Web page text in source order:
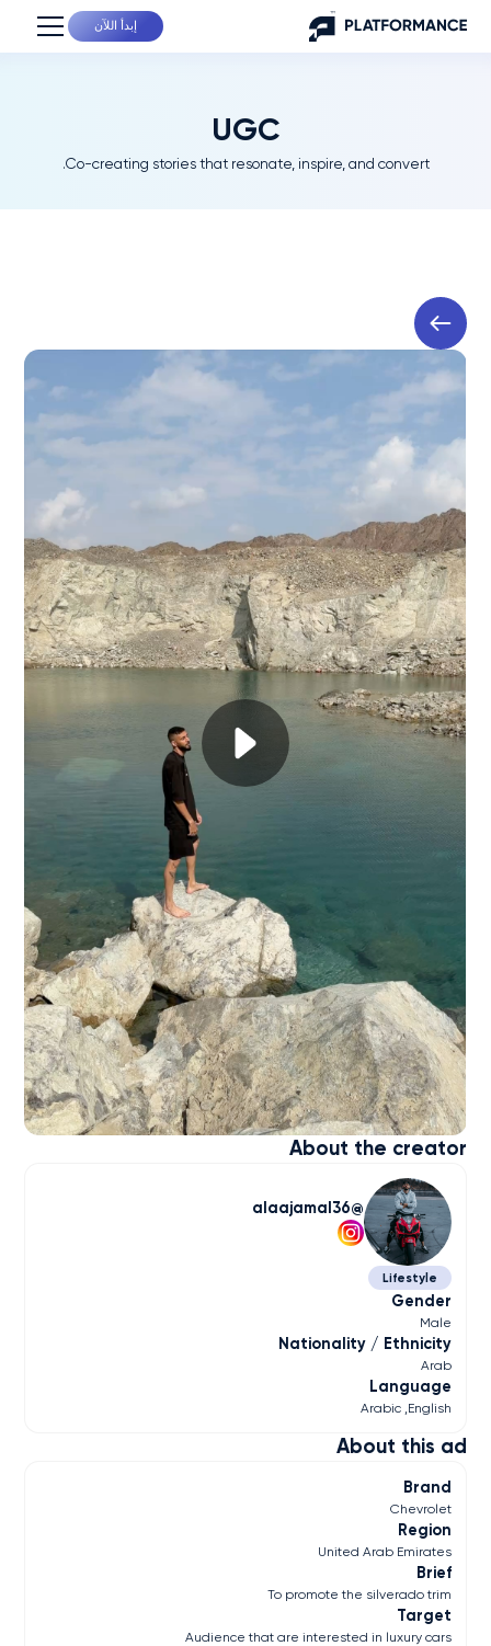
إبدأ اللآن
UGC
Co-creating stories that resonate, inspire, and convert.
About this ad
Brand
Chevrolet
Region
United Arab Emirates
Brief
To promote the silverado trim
Target
Audience that are interested in luxury cars
About the creator
alaajamal36
Lifestyle
Gender
Male
Nationality / Ethnicity
Arab
Language
English
Arabic